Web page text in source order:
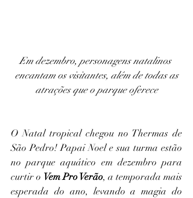
Em dezembro, personagens natalinos
encantam os visitantes, além de todas as
atrações que o parque oferece
O Natal tropical chegou no Thermas de
São Pedro! Papai Noel e sua turma estão
no parque aquático em dezembro para
curtir o Vem Pro Verão, a temporada mais
esperada do ano, levando a magia do